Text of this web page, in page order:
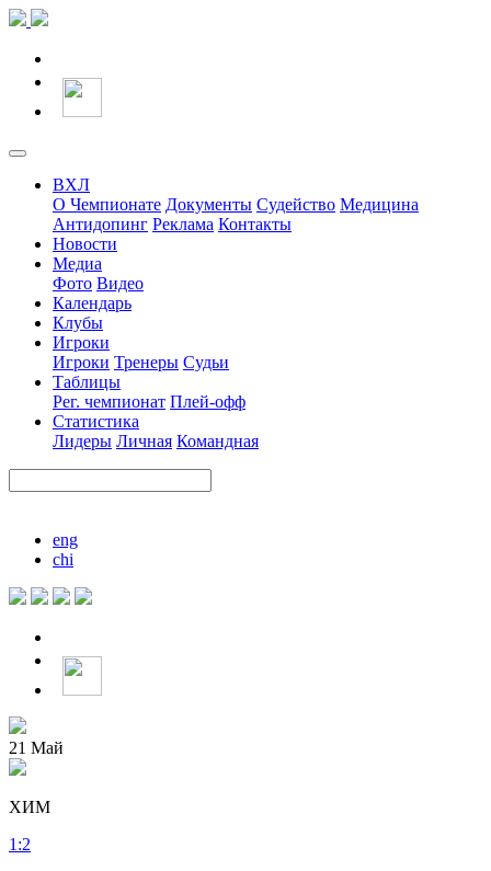
ВХЛ
О Чемпионате Документы Судейство Медицина
Антидопинг Реклама Контакты
Новости
Медиа
Фото Видео
Календарь
Клубы
Игроки
Игроки Тренеры Судьи
Таблицы
Рег. чемпионат Плей-офф
Статистика
Лидеры Личная Командная
eng
chi
21 Май
ХИМ
1 :2